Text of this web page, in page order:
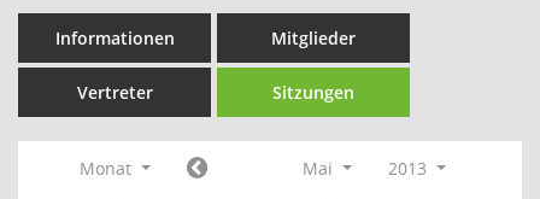
Informationen Mitglieder
Vertreter Sitzungen
Monat Mai
2013